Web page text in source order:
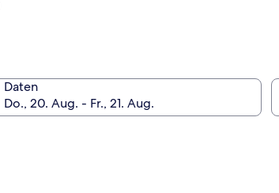
Daten